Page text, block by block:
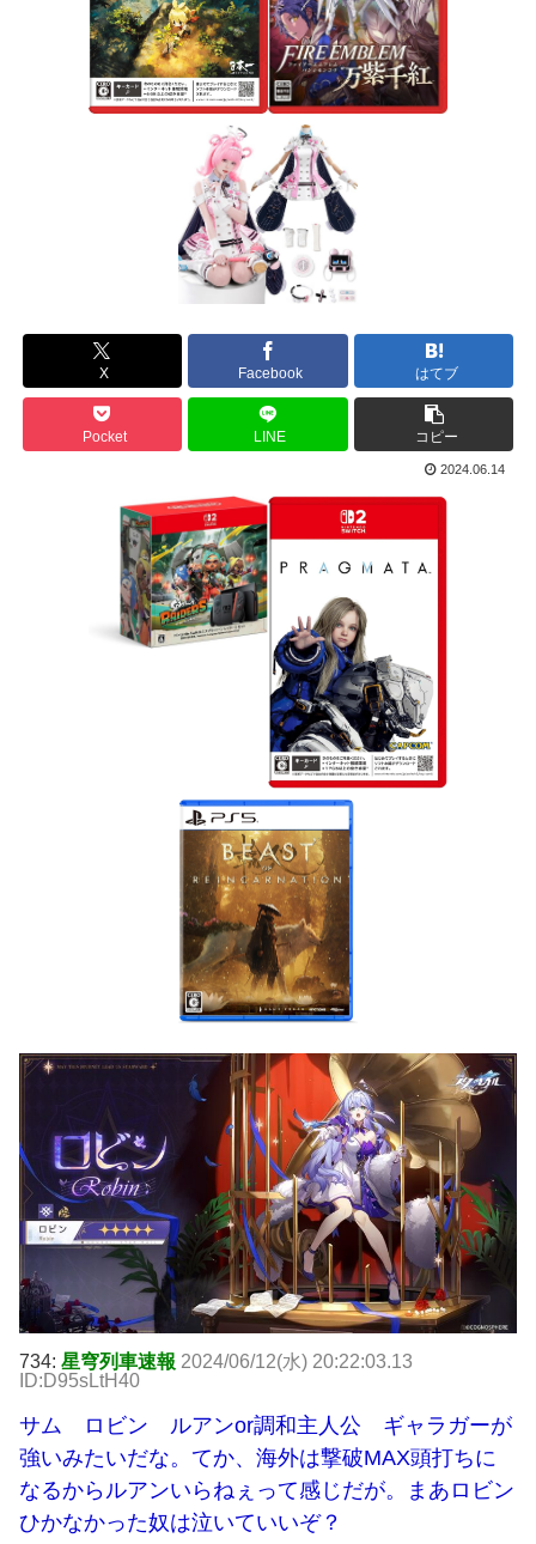
X Facebook はてブ
Pocket LINE コピー
2024.06.14
734: 星穹列車速報 2024/06/12(水) 20:22:03.13
ID:D95sLtH40
サム ロビン ルアンor調和主人公 ギャラガーが
強いみたいだな。てか、海外は撃破MAX頭打ちに
なるからルアンいらねぇって感じだが。まあロビン
ひかなかった奴は泣いていいぞ？